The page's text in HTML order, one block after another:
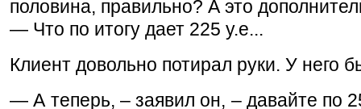
половина, правильно? А это
— Что по итогу дает 225 у.е...
Клиент довольно потирал руки. У него
— А теперь, – заявил он, – давайте по